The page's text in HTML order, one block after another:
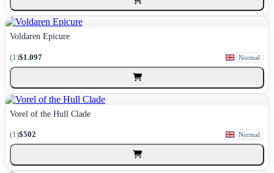
Voldaren Epicure
(1)$1.097 Normal
Vorel of the Hull Clade
(1)$502 Normal